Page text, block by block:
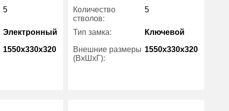
5
Электронный
1550x330x320
Количество
стволов:
5
Тип замка: Ключевой
Внешние размеры
(ВхШхГ):
1550x330x320